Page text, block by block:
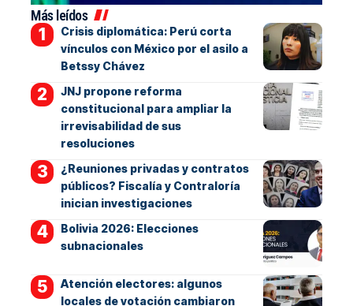
Más leídos
Crisis diplomática: Perú corta
vínculos con México por el asilo a
Betssy Chávez
JNJ propone reforma
constitucional para ampliar la
irrevisabilidad de sus
resoluciones
¿Reuniones privadas y contratos
públicos? Fiscalía y Contraloría
inician investigaciones
Bolivia 2026: Elecciones
subnacionales
Atención electores: algunos
locales de votación cambiaron